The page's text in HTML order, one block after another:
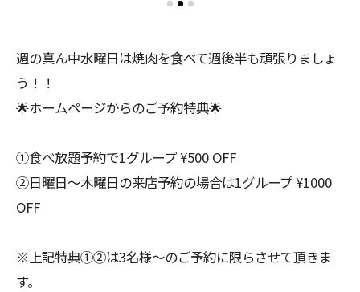
週の真ん中水曜日は焼肉を食べて週後半も頑張りましょ
う！！
🌟ホームページからのご予約特典🌟
①食べ放題予約で1グループ ¥500 OFF
②日曜日〜木曜日の来店予約の場合は1グループ ¥1000
OFF
※上記特典①②は3名様〜のご予約に限らさせて頂きま
す。